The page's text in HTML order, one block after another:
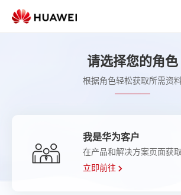
请选择您的角色
根据角色轻松获取所需资
我是华为客户
在产品和解决方案页面获
立即前往